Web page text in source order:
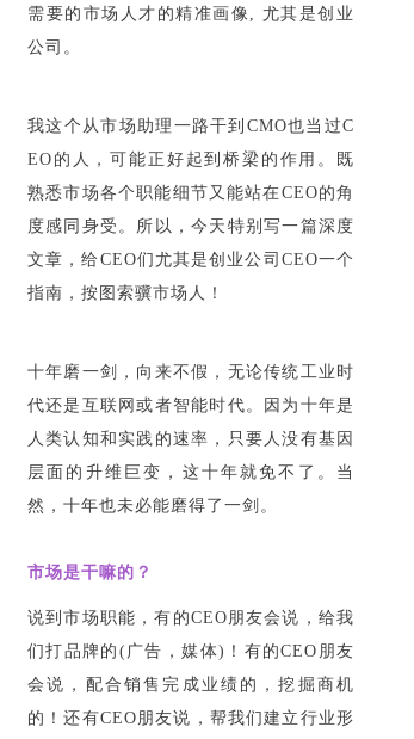
需要的市场人才的精准画像, 尤其是创业
公司。
我这个从市场助理一路干到CMO也当过C
EO的人，可能正好起到桥梁的作用。既
熟悉市场各个职能细节又能站在CEO的角
度感同身受。所以，今天特别写一篇深度
文章，给CEO们尤其是创业公司CEO一个
指南，按图索骥市场人！
十年磨一剑，向来不假，无论传统工业时
代还是互联网或者智能时代。因为十年是
人类认知和实践的速率，只要人没有基因
层面的升维巨变，这十年就免不了。当
然，十年也未必能磨得了一剑。
市场是干嘛的？
说到市场职能，有的CEO朋友会说，给我
们打品牌的(广告，媒体)！有的CEO朋友
会说，配合销售完成业绩的，挖掘商机
的！还有CEO朋友说，帮我们建立行业形